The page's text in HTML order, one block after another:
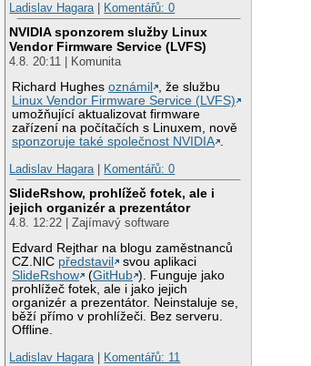
Ladislav Hagara| Komentářů: 0
NVIDIA sponzorem služby Linux
Vendor Firmware Service (LVFS)
4.8. 20:11 | Komunita
Richard Hughesoznámil
, že službu
Linux Vendor Firmware Service (LVFS)
umožňující aktualizovat firmware
zařízení na počítačích s Linuxem, nově
sponzoruje také společnost NVIDIA .
Ladislav Hagara| Komentářů: 0
SlideRshow, prohlížeč fotek, ale i
jejich organizér a prezentátor
4.8. 12:22 | Zajímavý software
Edvard Rejthar na blogu zaměstnanců
CZ.NIC představil
svou aplikaci
SlideRshow
(GitHub ). Funguje jako
prohlížeč fotek, ale i jako jejich
organizér a prezentátor. Neinstaluje se,
běží přímo v prohlížeči. Bez serveru.
Offline.
Ladislav Hagara| Komentářů: 11